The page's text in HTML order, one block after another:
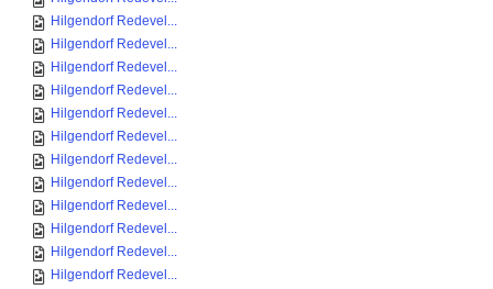
Hilgendorf Redevel...
Hilgendorf Redevel...
Hilgendorf Redevel...
Hilgendorf Redevel...
Hilgendorf Redevel...
Hilgendorf Redevel...
Hilgendorf Redevel...
Hilgendorf Redevel...
Hilgendorf Redevel...
Hilgendorf Redevel...
Hilgendorf Redevel...
Hilgendorf Redevel...